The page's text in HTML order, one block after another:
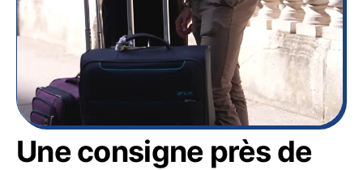
Une consigne près de